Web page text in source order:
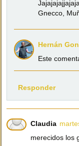
Gnecco,
Hernán
Este
Responder
Claudia
merecidos los